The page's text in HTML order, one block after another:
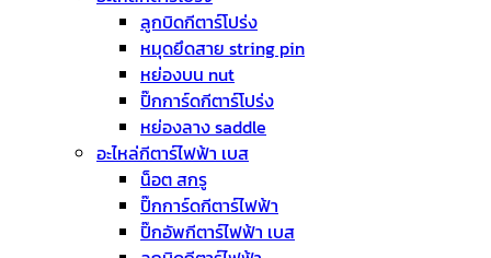
ลูกบิดกีตาร์โปร่ง
หมุดยึดสาย string pin
หย่องบน nut
ปิ๊กการ์ดกีตาร์โปร่ง
หย่องลาง saddle
อะไหล่กีตาร์ไฟฟ้า เบส
น็อต สกรู
ปิ๊กการ์ดกีตาร์ไฟฟ้า
ปิ๊กอัพกีตาร์ไฟฟ้า เบส